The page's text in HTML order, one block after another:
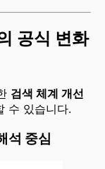
공식 변화
검색 체계 개선
수 있습니다.
석 중심